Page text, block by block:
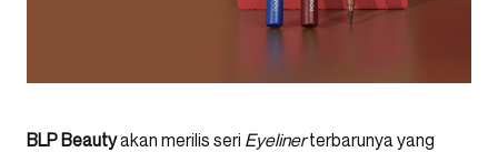
BLP Beautyakan merilis seri Eyelinerterbarunya yang